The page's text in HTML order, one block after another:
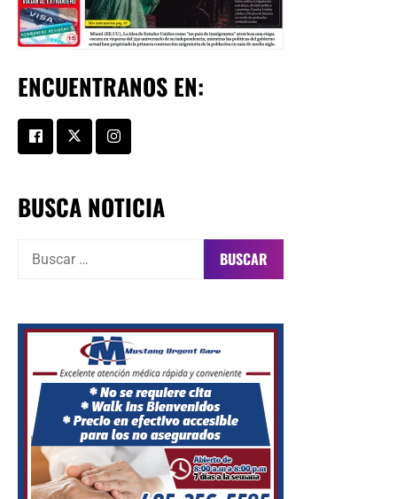
ENCUENTRANOS EN:
BUSCA NOTICIA
Buscar: